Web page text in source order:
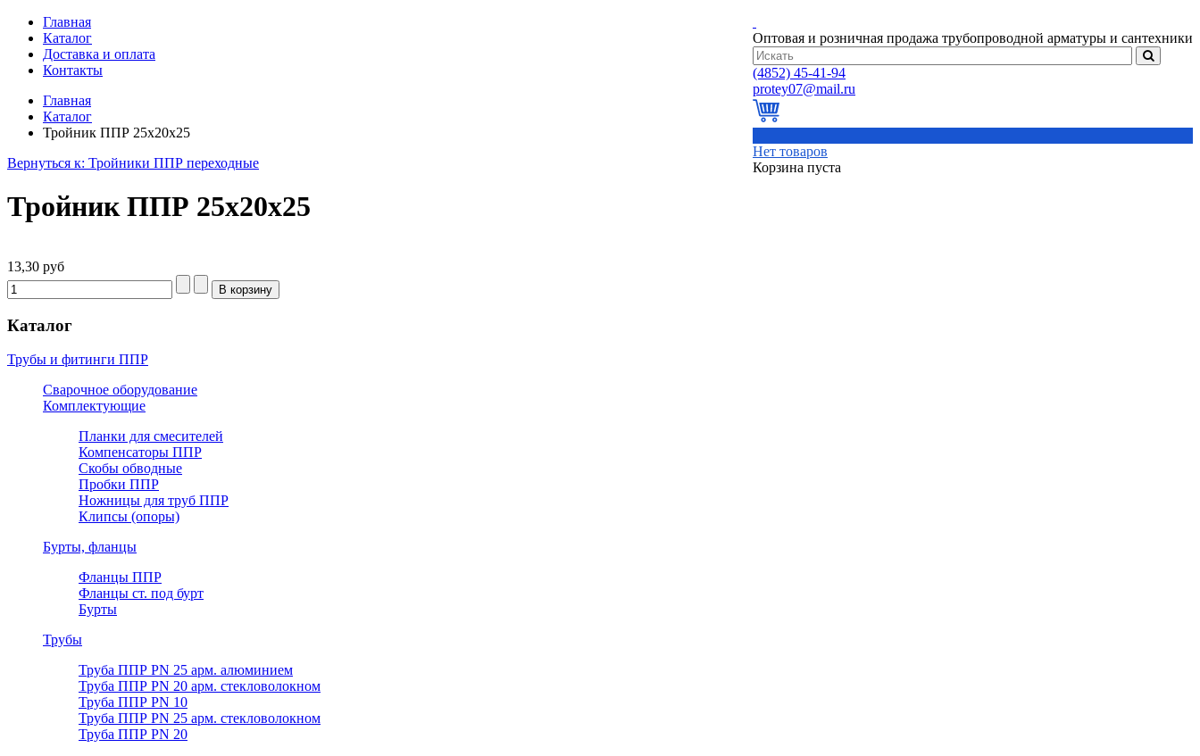
Оптовая и розничная продажа трубопроводной арматуры и сантехники
(4852) 45-41-94
Нет товаров
Корзина пуста
Главная
Каталог
Доставка и оплата
Контакты
Главная
Каталог
Тройник ППР 25х20х25
Вернуться к: Тройники ППР переходные
Тройник ППР 25х20х25
13,30 руб
Каталог
Трубы и фитинги ППР
Сварочное оборудование
Комплектующие
Планки для смесителей
Компенсаторы ППР
Скобы обводные
Пробки ППР
Ножницы для труб ППР
Клипсы (опоры)
Бурты, фланцы
Фланцы ППР
Фланцы ст. под бурт
Бурты
Трубы
Труба ППР PN 25 арм. алюминием
Труба ППР PN 20 арм. стекловолокном
Труба ППР PN 10
Труба ППР PN 25 арм. стекловолокном
Труба ППР PN 20